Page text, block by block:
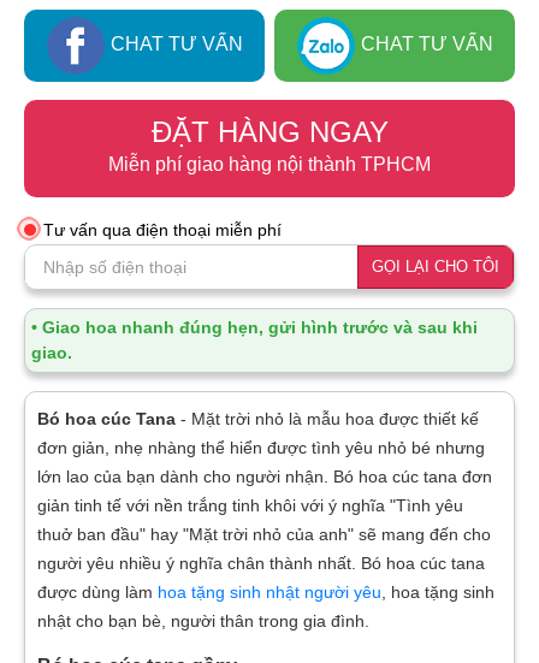
CHAT TƯ VẤN CHAT TƯ VẤN
ĐẶT HÀNG NGAY
Miễn phí giao hàng nội thành TPHCM
Tư vấn qua điện thoại miễn phí
GỌI LẠI CHO TÔI
• Giao hoa nhanh đúng hẹn, gửi hình trước và sau khi
giao.
Bó hoa cúc Tana - Mặt trời nhỏ là mẫu hoa được thiết kế
đơn giản, nhẹ nhàng thể hiển được tình yêu nhỏ bé nhưng
lớn lao của bạn dành cho người nhận. Bó hoa cúc tana đơn
giản tinh tế với nền trắng tinh khôi với ý nghĩa "Tình yêu
thuở ban đầu" hay "Mặt trời nhỏ của anh" sẽ mang đến cho
người yêu nhiều ý nghĩa chân thành nhất. Bó hoa cúc tana
được dùng làm hoa tặng sinh nhật người yêu, hoa tặng sinh
nhật cho bạn bè, người thân trong gia đình.